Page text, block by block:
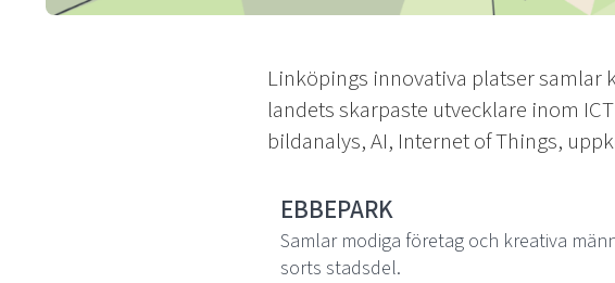
Linköpings innovativa platser samlar
landets skarpaste utvecklare inom
bildanalys, AI, Internet of Things,
EBBEPARK
Samlar modiga företag och kreativa
sorts stadsdel.